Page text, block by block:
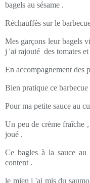
bagels au sésame .
Réchauffés sur le
Mes garçons leur bagels
j 'ai rajouté des tomates et
En accompagnement des
Bien pratique ce
Pour ma petite sauce au
Un peu de crème fraîche
joué .
Ce bagles à la sauce
content .
le mien j 'ai mis du